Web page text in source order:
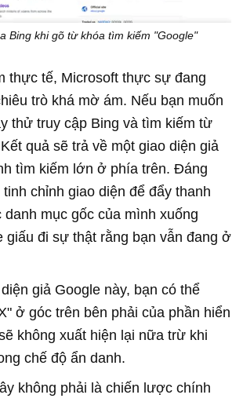
Bing khi gõ từ khóa tìm kiếm "Google"
thực tế, Microsoft thực sự đang
trò khá mờ ám. Nếu bạn muốn
thử truy cập Bing và tìm kiếm từ
quả sẽ trả về một giao diện giả
tìm kiếm lớn ở phía trên. Đáng
chỉnh giao diện để đẩy thanh
danh mục gốc của mình xuống
giấu đi sự thật rằng bạn vẫn đang ở
giả Google này, bạn có thể
ở góc trên bên phải của phần hiển
không xuất hiện lại nữa trừ khi
chế độ ẩn danh.
không phải là chiến lược chính